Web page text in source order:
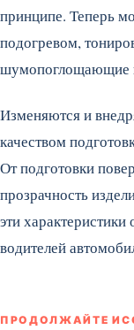
принципе. Теперь
подогревом,
шумопоглощающие
Изменяются и
качеством
От подготовки
прозрачность
эти
водителей
ПРОДОЛЖАЙТЕ